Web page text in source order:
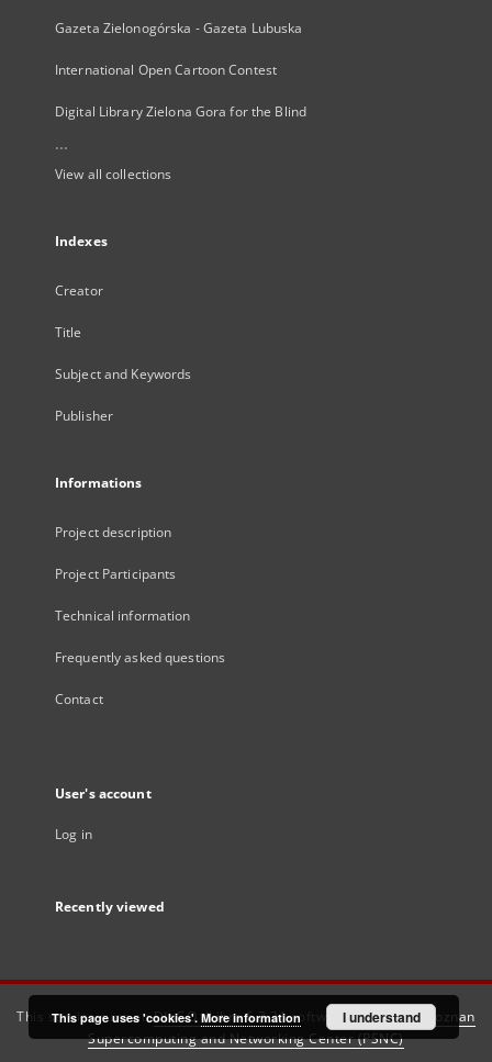
Gazeta Zielonogórska - Gazeta Lubuska
International Open Cartoon Contest
Digital Library Zielona Gora for the Blind
...
View all collections
Indexes
Creator
Title
Subject and Keywords
Publisher
Informations
Project description
Project Participants
Technical information
Frequently asked questions
Contact
User's account
Log in
Recently viewed
This service runs onDInGO dLibra 6.3.21software created by
Poznan
Supercomputing and Networking Center (PSNC)
This page uses 'cookies'. More information I understand